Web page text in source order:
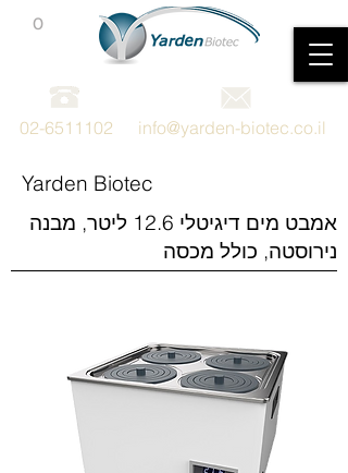
02-6511102 info@yarden-biotec.co.il
0
Yarden Biotec
אמבט מים דיגיטלי 12.6 ליטר, מבנה
נירוסטה, כולל מכסה